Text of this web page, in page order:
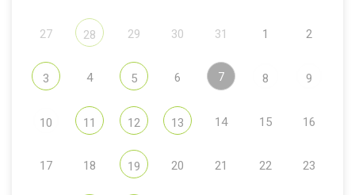
27 28 29 30 31 1 2
3 4 5 6 7 8 9
10 11 12 13 14 15 16
17 18 19 20 21 22 23